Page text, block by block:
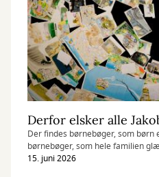
Derfor elsker alle
Der findes børnebøger, som børn
børnebøger, som hele familien
bøger hører til de sidste.
15. juni 2026